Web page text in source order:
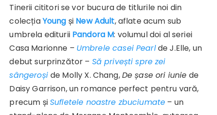
Tinerii cititori se vor bucura de titlurile noi din
colecțiaYoung și New Adult, aflate acum sub
umbrela editurii Pandora M: volumul doi al seriei
Casa Marionne – Umbrele casei Pearlde J.Elle, un
debut surprinzător – Să privești spre zei
sângeroși de Molly X. Chang,De șase ori iunie de
Daisy Garrison, un romance perfect pentru vară,
precum șiSufletele noastre zbuciumate – un